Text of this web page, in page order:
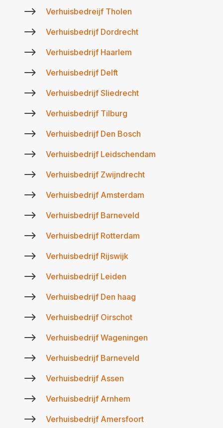
$ Verhuisbedreijf Tholen
$ Verhuisbedrijf Dordrecht
$ Verhuisbedrijf Haarlem
$ Verhuisbedrijf Delft
$ Verhuisbedrijf Sliedrecht
$ Verhuisbedrijf Tilburg
$ Verhuisbedrijf Den Bosch
$ Verhuisbedrijf Leidschendam
$ Verhuisbedrijf Zwijndrecht
$ Verhuisbedrijf Amsterdam
$ Verhuisbedrijf Barneveld
$ Verhuisbedrijf Rotterdam
$ Verhuisbedrijf Rijswijk
$ Verhuisbedrijf Leiden
$ Verhuisbedrijf Den haag
$ Verhuisbedrijf Oirschot
$ Verhuisbedrijf Wageningen
$ Verhuisbedrijf Barneveld
$ Verhuisbedrijf Assen
$ Verhuisbedrijf Arnhem
$ Verhuisbedrijf Amersfoort